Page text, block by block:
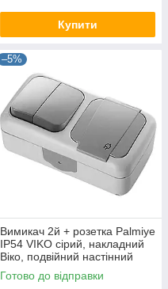
Купити
–5%
Вимикач 2й + розетка Palmiye
IP54 VIKO сірий, накладний
Віко, подвійний настінний
зовнішній 90555582
Готово до відправки